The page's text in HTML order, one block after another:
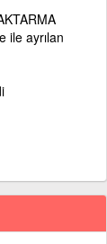
ile ayrılan